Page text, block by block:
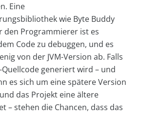
Eine
wie Byte Buddy
den Programmierer ist es
Code zu debuggen, und es
von der JVM-Version ab. Falls
Quellcode generiert wird – und
es sich um eine spätere Version
das Projekt eine ältere
– stehen die Chancen, dass das